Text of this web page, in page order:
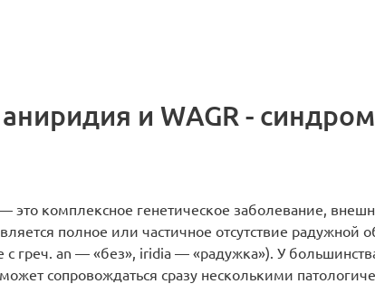
и WAGR - синдром
это комплексное генетическое заболевание,
полное или частичное отсутствие радужной
с греч. an — «без», iridia — «радужка»). У
сопровождаться сразу несколькими